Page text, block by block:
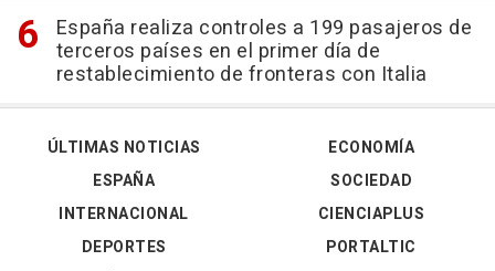
España realiza controles a 199 pasajeros de
terceros países en el primer día de
restablecimiento de fronteras con Italia
ÚLTIMAS NOTICIAS
ESPAÑA
INTERNACIONAL
DEPORTES
ECONOMÍA
SOCIEDAD
CIENCIAPLUS
PORTALTIC